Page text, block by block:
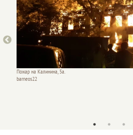
Пожар на Калинина, 5а.
barneos22